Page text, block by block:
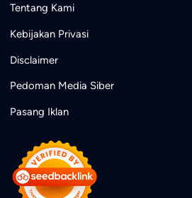
Tentang Kami
Kebijakan Privasi
Disclaimer
Pedoman Media Siber
Pasang Iklan